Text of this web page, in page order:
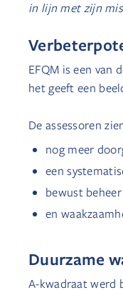
in lijn met zijn
EFQM is een van
het geeft een
De assessoren
nog meer
een
bewust
en
Duurzame
A-kwadraat werd